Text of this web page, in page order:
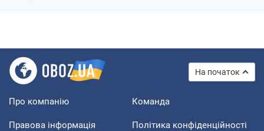
На початок
Про компанію Команда
Правова інформація Політика конфіденційності